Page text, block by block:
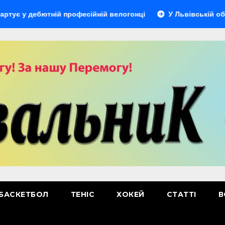
професійній велогонці У Львівській області
ТЕНІС ХОКЕЙ СТАТТІ